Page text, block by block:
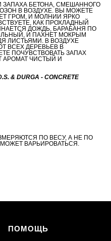
ЗАПАХА БЕТОНА, СМЕШАННОГО
В ВОЗДУХЕ. ВЫ МОЖЕТЕ
ГРОМ, И МОЛНИИ ЯРКО
КАК ПРОХЛАДНЫЙ
ДОЖДЬ, БАРАБАНЯ ПО
И ПАХНЕТ МОКРЫМ
ЛИСТЬЯМИ. В ВОЗДУХЕ
ВСЕХ ДЕРЕВЬЕВ В
ПОЧУВСТВОВАТЬ ЗАПАХ
АРОМАТ ЧИСТЫЙ И
& DURGA - CONCRETE
ПО ВЕСУ, А НЕ ПО
ВАРЬИРОВАТЬСЯ.
ПОМОЩЬ